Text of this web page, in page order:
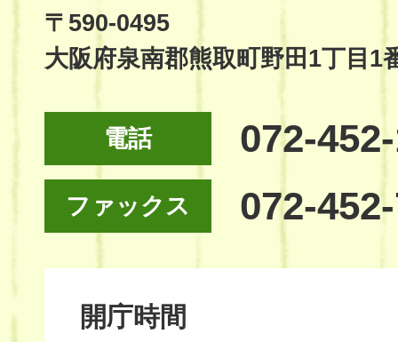
Site
〒590-0495
大阪府泉南郡熊取町野田1丁目1
電話 072-
ファックス 072-
開庁時間